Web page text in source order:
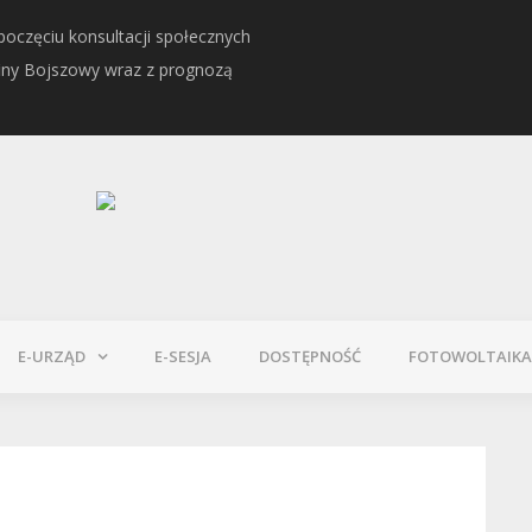
konsultacji społecznych
Bojszowy wraz z prognozą
E-URZĄD E-SESJA DOSTĘPNOŚĆ FOTOWOLTAIKA